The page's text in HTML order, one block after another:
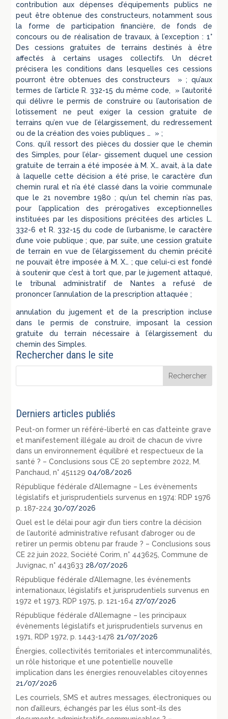
contribution aux dépenses d’équipements publics ne
peut être obtenue des constructeurs, notamment sous
la forme de participation financière, de fonds de
concours ou de réalisation de travaux, à l’exception : 1°
Des cessions gratuites de terrains destinés à être
affectés à certains usages collectifs. Un décret
précisera les conditions dans lesquelles ces cessions
pourront être obtenues des constructeurs » ; qu’aux
termes de l’article R. 332-15 du même code, » l’autorité
qui délivre le permis de construire ou l’autorisation de
lotissement ne peut exiger la cession gratuite de
terrains qu’en vue de l’élargissement, du redressement
ou de la création des voies publiques … » ;
Cons. qu’il ressort des pièces du dossier que le chemin
des Simples, pour l’élar- gissement duquel une cession
gratuite de terrain a été imposée à M. X… avait, à la date
à laquelle cette décision a été prise, le caractère d’un
chemin rural et n’a été classé dans la voirie communale
que le 21 novembre 1980 ; qu’un tel chemin n’as pas,
pour l’application des prérogatives exceptionnelles
instituées par les dispositions précitées des articles L.
332-6 et R. 332-15 du code de l’urbanisme, le caractère
d’une voie publique ; que, par suite, une cession gratuite
de terrain en vue de l’élargissement du chemin précité
ne pouvait être imposée à M. X… ; que celui-ci est fondé
à soutenir que c’est à tort que, par le jugement attaqué,
le tribunal administratif de Nantes a refusé de
prononcer l’annulation de la prescription attaquée ;
annulation du jugement et de la prescription incluse
dans le permis de construire, imposant la cession
gratuite du terrain nécessaire à l’élargissement du
chemin des Simples.
Rechercher dans le site
Derniers articles publiés
Peut-on former un référé-liberté en cas d’atteinte grave
et manifestement illégale au droit de chacun de vivre
dans un environnement équilibré et respectueux de la
santé ? – Conclusions sous CE 20 septembre 2022, M.
Panchaud, n° 451129 04/08/2026
République fédérale d’Allemagne – Les évènements
législatifs et jurisprudentiels survenus en 1974: RDP 1976
p. 187-224 30/07/2026
Quel est le délai pour agir d’un tiers contre la décision
de l’autorité administrative refusant d’abroger ou de
retirer un permis obtenu par fraude ? – Conclusions sous
CE 22 juin 2022, Société Corim, n° 443625, Commune de
Juvignac, n° 443633 28/07/2026
République fédérale d’Allemagne, les événements
internationaux, législatifs et jurisprudentiels survenus en
1972 et 1973, RDP 1975, p. 121-164 27/07/2026
République fédérale d’Allemagne – les principaux
évènements législatifs et jurisprudentiels survenus en
1971, RDP 1972, p. 1443-1478 21/07/2026
Énergies, collectivités territoriales et intercommunalités,
un rôle historique et une potentielle nouvelle
implication dans les énergies renouvelables citoyennes
21/07/2026
Les courriels, SMS et autres messages, électroniques ou
non d’ailleurs, échangés par les élus sont-ils des